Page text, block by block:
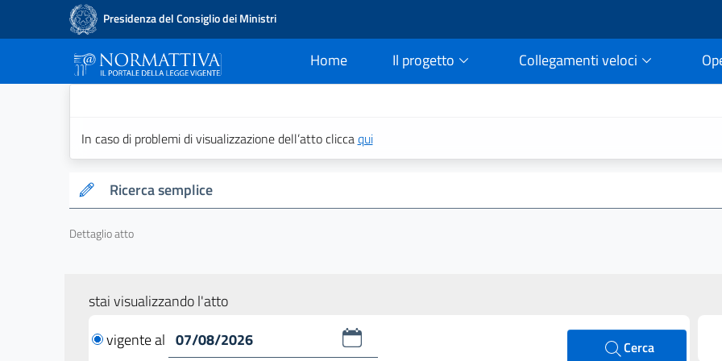
Presidenza del Consiglio dei Ministri
Home
current Il progetto Collegamenti veloci
In caso di problemi di visualizzazione dell’atto cliccaqui
Ricerca semplice
Dettaglio atto
stai visualizzando l'atto
vigente al
Cerca